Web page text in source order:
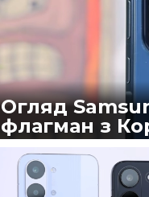
Огляд
флагман з
23.07.2026 4679
#Текстові огляди